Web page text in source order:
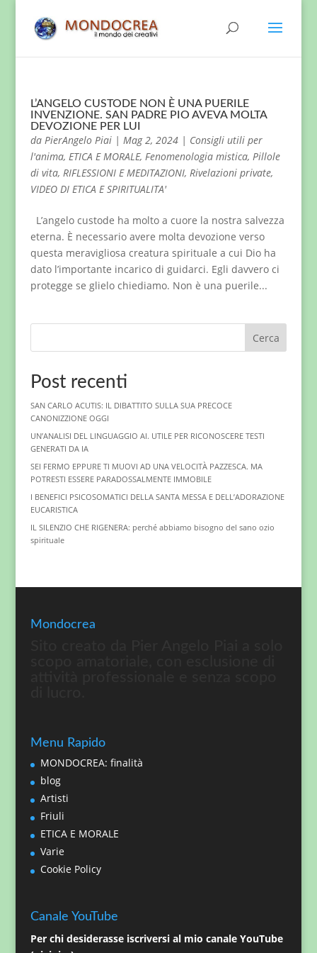
L’ANGELO CUSTODE NON È UNA PUERILE
INVENZIONE. SAN PADRE PIO AVEVA MOLTA
DEVOZIONE PER LUI
da PierAngelo Piai| Mag 2, 2024| Consigli utili per
l'anima, ETICA E MORALE, Fenomenologia mistica, Pillole
di vita, RIFLESSIONI E MEDITAZIONI, Rivelazioni private,
VIDEO DI ETICA E SPIRITUALITA'
L’angelo custode ha molto a cuore la nostra salvezza
eterna. È necessario avere molta devozione verso
questa meravigliosa creatura spirituale a cui Dio ha
dato l’importante incarico di guidarci. Egli davvero ci
protegge se glielo chiediamo. Non è una puerile...
Cerca
Post recenti
SAN CARLO ACUTIS: IL DIBATTITO SULLA SUA PRECOCE
CANONIZZIONE OGGI
UN’ANALISI DEL LINGUAGGIO AI. UTILE PER RICONOSCERE TESTI
GENERATI DA IA
SEI FERMO EPPURE TI MUOVI AD UNA VELOCITÀ PAZZESCA. MA
POTRESTI ESSERE PARADOSSALMENTE IMMOBILE
I BENEFICI PSICOSOMATICI DELLA SANTA MESSA E DELL’ADORAZIONE
EUCARISTICA
IL SILENZIO CHE RIGENERA: perché abbiamo bisogno del sano ozio
spirituale
Mondocrea
Menu Rapido
MONDOCREA: finalità
blog
Artisti
Friuli
ETICA E MORALE
Varie
Cookie Policy
Canale YouTube
Per chi desiderasse iscriversi al mio canale YouTube